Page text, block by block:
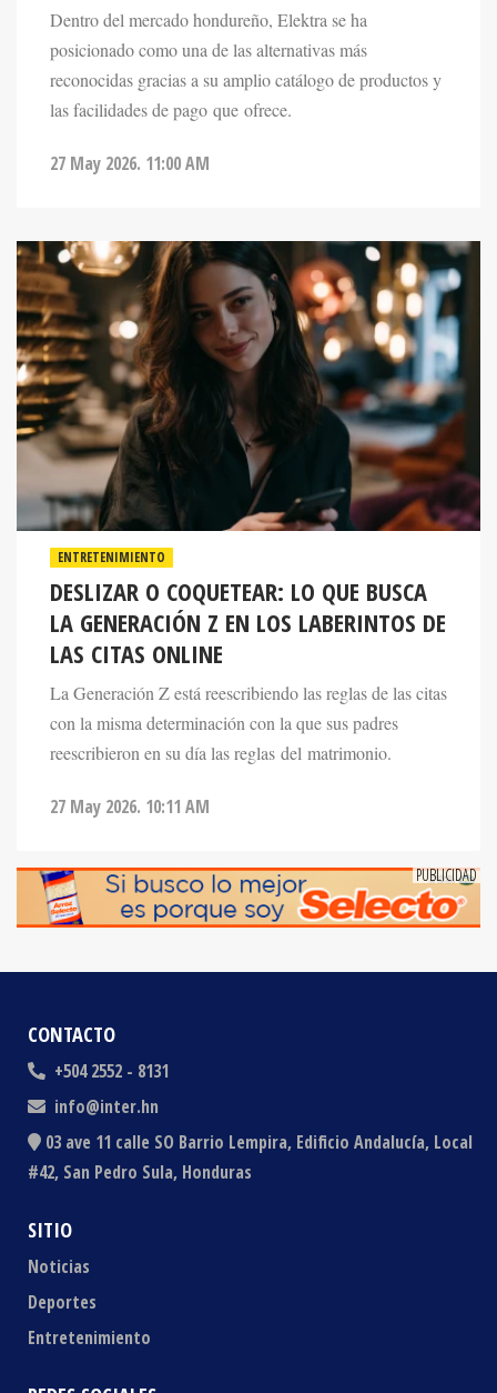
Dentro del mercado hondureño, Elektra se ha
posicionado como una de las alternativas más
reconocidas gracias a su amplio catálogo de productos y
las facilidades de pago que ofrece.
27 May 2026. 11:00 AM
ENTRETENIMIENTO
DESLIZAR O COQUETEAR: LO QUE BUSCA
LA GENERACIÓN Z EN LOS LABERINTOS DE
LAS CITAS ONLINE
La Generación Z está reescribiendo las reglas de las citas
con la misma determinación con la que sus padres
reescribieron en su día las reglas del matrimonio.
27 May 2026. 10:11 AM
CONTACTO
+504 2552 - 8131
info@inter.hn
03 ave 11 calle SO Barrio Lempira, Edificio Andalucía, Local
#42, San Pedro Sula, Honduras
SITIO
Noticias
Deportes
Entretenimiento